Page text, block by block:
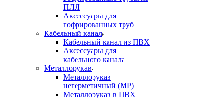
ПЛЛ
Аксессуары для
гофрированных труб
Кабельный канал
Кабельный канал из ПВХ
Аксессуары для
кабельного канала
Металлорукав
Металлорукав
негерметичный (МР)
Металлорукав в ПВХ